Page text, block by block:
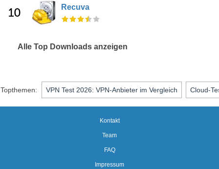
10 Recuva
Alle Top Downloads anzeigen
Topthemen: VPN Test 2026: VPN-Anbieter im Vergleich Cloud-
Kontakt
Team
FAQ
Impressum